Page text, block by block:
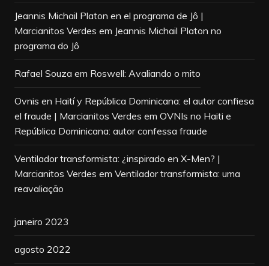
Jeannis Michail Platon en el programa de Jô |
Marcianitos Verdes em Jeannis Michail Platon no
programa do Jô
Rafael Souza em Roswell: Avaliando o mito
Ovnis en Haití y República Dominicana: el autor confiesa
el fraude | Marcianitos Verdes em OVNIs no Haiti e
República Dominicana: autor confessa fraude
Ventilador transformista: ¿inspirado en X-Men? |
Marcianitos Verdes em Ventilador transformista: uma
reavaliação
janeiro 2023
agosto 2022